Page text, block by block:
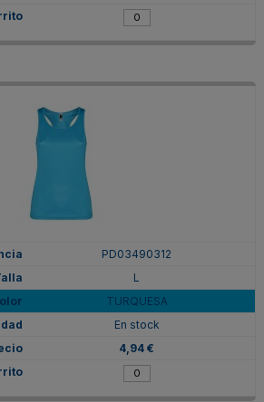
PD03490312
L
TURQUESA
En stock
4,94 €